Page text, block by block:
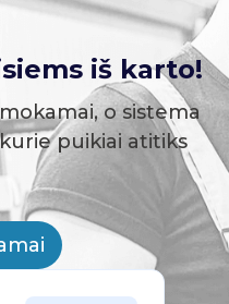
iš karto!
o sistema
puikiai atitiks